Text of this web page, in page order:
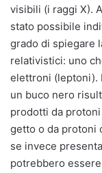
visibili (i raggi X).
stato possibile
grado di spiegare
relativistici: uno
elettroni (leptoni).
un buco nero
prodotti da
getto o da protoni
se invece
potrebbero